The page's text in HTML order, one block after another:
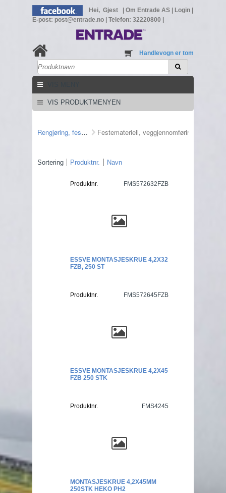
Hei, Gjest Om Entrade AS Login
E-post: post@entrade.no
Telefon: 32220800
Handlevogn er tom
VIS PRODUKTMENYEN
Rengjøring, feste mm Festemateriell, veggjennomføring
Sortering Produktnr. Navn
Produktnr. FMS572632FZB
ESSVE MONTASJESKRUE 4,2X32
FZB, 250 ST
Produktnr. FMS572645FZB
ESSVE MONTASJESKRUE 4,2X45
FZB 250 STK
Produktnr. FMS4245
MONTASJESKRUE 4,2X45MM
250STK HEKO PH2